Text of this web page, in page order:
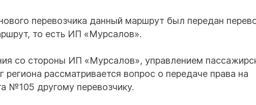
перевозчика данный маршрут был передан
то есть ИП «Мурсалов».
со стороны ИП «Мурсалов», управлением
рассматривается вопрос о передаче права на
№105 другому перевозчику.